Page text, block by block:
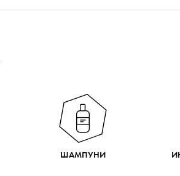
ШАМПУНИ